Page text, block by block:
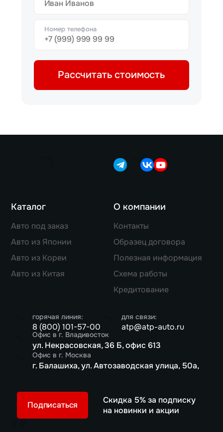
Номер телефона
Рассчитать стоимость
Каталог
Авто под заказ
Авто из Японии
Авто из Кореи
Авто из Китая
О компании
Контакты
Образец договора
Полезная информация
Схема работы
Кредитование
горячая линия:
8 (800) 101-57-00
для связи:
atp@atp-auto.ru
Офис в г. Владивосток
ул. Некрасовская, 36 Б, офис 613
Офис в г. Москва
г. Балашиха, ул. Автозаводская улица, 50а,
Скидка 5% за подписку
на новинки и акции
Подписаться